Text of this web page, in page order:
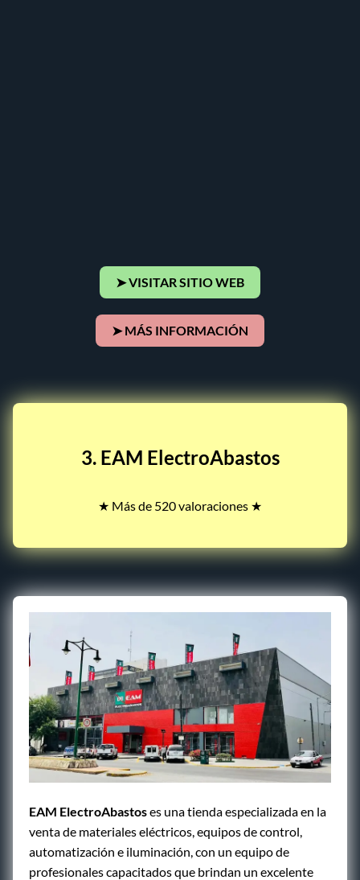
➤ VISITAR SITIO WEB
➤ MÁS INFORMACIÓN
3. EAM ElectroAbastos
★ Más de 520 valoraciones ★
EAM ElectroAbastoses una tienda especializada en la
venta de materiales eléctricos, equipos de control,
automatización e iluminación, con un equipo de
profesionales capacitados que brindan un excelente